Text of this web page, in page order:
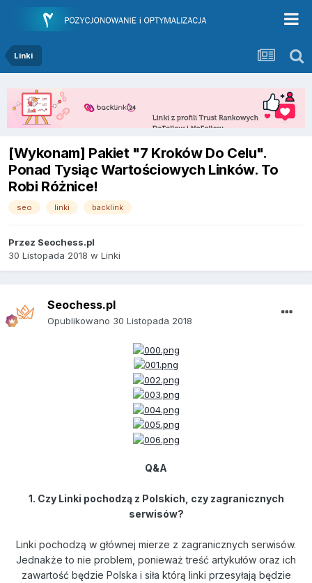
Linki
[Wykonam] Pakiet "7 Kroków Do Celu".
Ponad Tysiąc Wartościowych Linków. To
Robi Różnice!
seo linki backlink
Przez Seochess.pl
30 Listopada 2018 w Linki
Seochess.pl
Opublikowano 30 Listopada 2018
Q&A
1. Czy Linki pochodzą z Polskich, czy zagranicznych
serwisów?
Linki pochodzą w głównej mierze z zagranicznych serwisów.
Jednakże to nie problem, ponieważ treść artykułów oraz ich
zawartość będzie Polska i siła którą linki przesyłają będzie